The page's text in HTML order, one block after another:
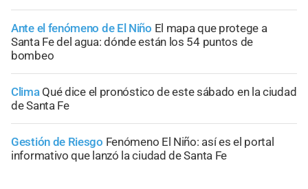
Ante el fenómeno de El Niño El mapa que protege a
Santa Fe del agua: dónde están los 54 puntos de
bombeo
Clima Qué dice el pronóstico de este sábado en la ciudad
de Santa Fe
Gestión de Riesgo Fenómeno El Niño: así es el portal
informativo que lanzó la ciudad de Santa Fe